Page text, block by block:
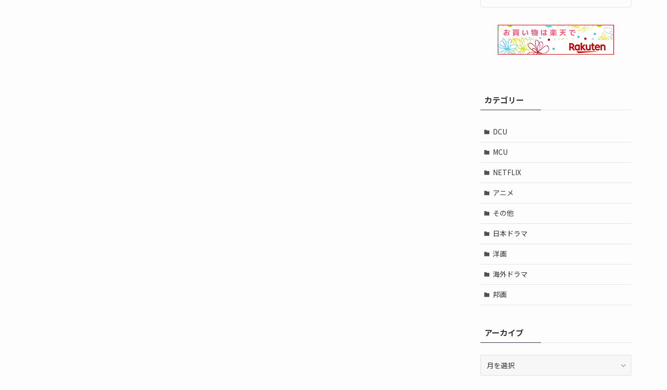
カテゴリー
DCU
MCU
NETFLIX
アニメ
その他
日本ドラマ
洋画
海外ドラマ
邦画
アーカイブ